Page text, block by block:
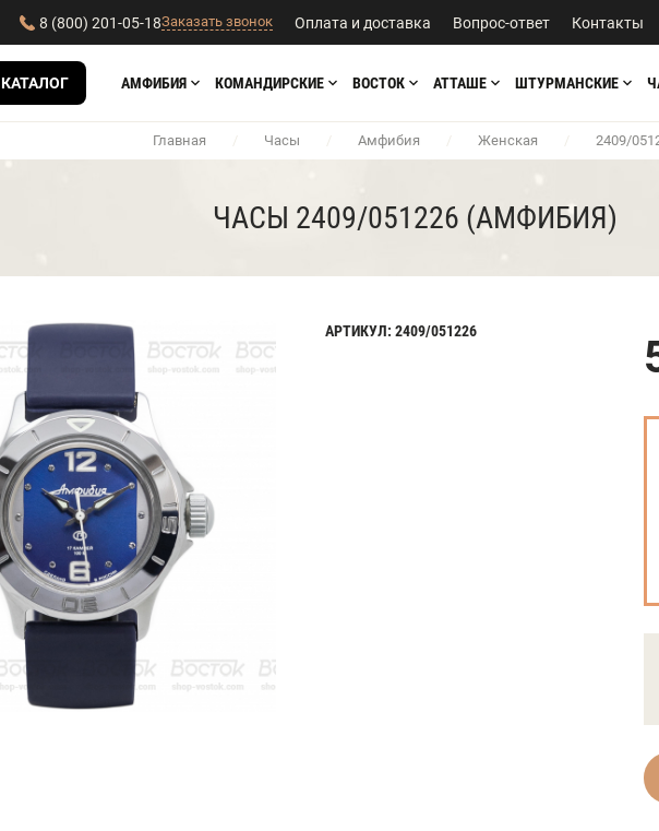
8 (800) 201-05-18Заказать звонок Оплата и доставка Вопрос-ответ Контакты
КАТАЛОГ АМФИБИЯ КОМАНДИРСКИЕ ВОСТОК АТТАШЕ ШТУРМАНСКИЕ
Главная / Часы / Амфибия / Женская / 2409/
ЧАСЫ 2409/051226 (АМФИБИЯ)
АРТИКУЛ: 2409/051226